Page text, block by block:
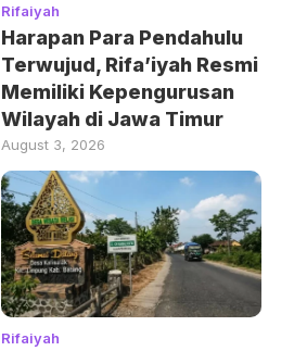
Rifaiyah
Harapan Para Pendahulu
Terwujud, Rifa’iyah Resmi
Memiliki Kepengurusan
Wilayah di Jawa Timur
August 3, 2026
Rifaiyah